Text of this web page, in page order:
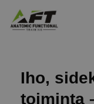
Iho,
toiminta